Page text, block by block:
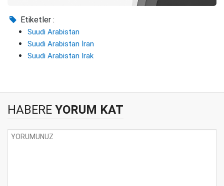
Etiketler :
Suudi Arabistan
Suudi Arabistan İran
Suudi Arabistan Irak
HABERE YORUM KAT